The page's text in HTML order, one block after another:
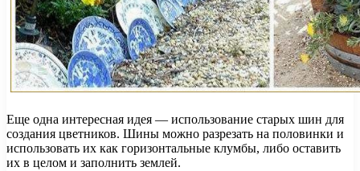
Еще одна интересная идея — использование старых шин для
создания цветников. Шины можно разрезать на половинки и
использовать их как горизонтальные клумбы, либо оставить
их в целом и заполнить землей.